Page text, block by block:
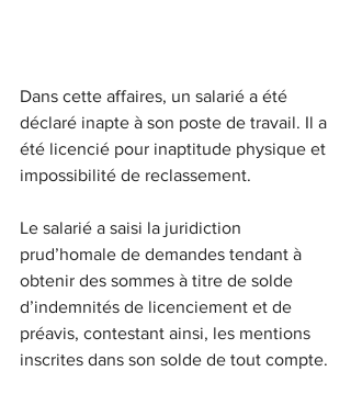
Dans cette affaires, un salarié a été
déclaré inapte à son poste de travail. Il a
été licencié pour inaptitude physique et
impossibilité de reclassement.
Le salarié a saisi la juridiction
prud’homale de demandes tendant à
obtenir des sommes à titre de solde
d’indemnités de licenciement et de
préavis, contestant ainsi, les mentions
inscrites dans son solde de tout compte.